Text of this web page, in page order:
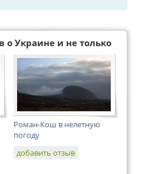
о Украине и не только
Роман-Кош в нелетную
погоду
добавить отзыв